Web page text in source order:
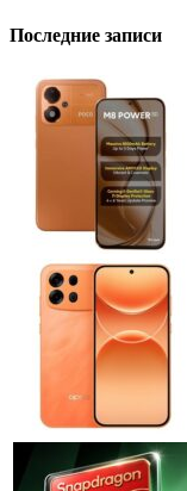
Последние записи